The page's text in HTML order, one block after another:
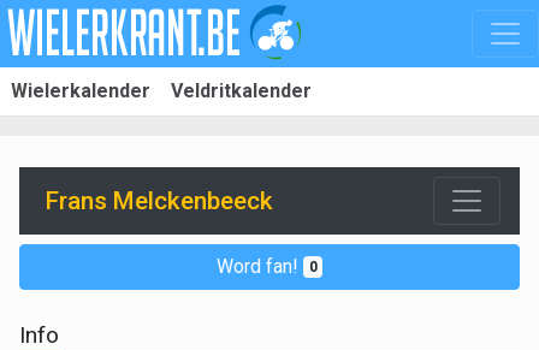
Wielerkalender Veldritkalender
Frans Melckenbeeck
Word fan! 0
Info